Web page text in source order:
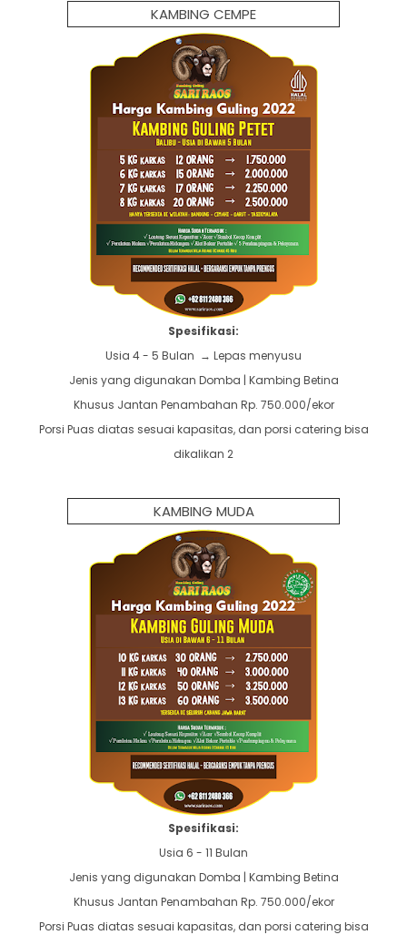
KAMBING CEMPE
Spesifikasi:
Usia 4 - 5 Bulan → Lepas menyusu
Jenis yang digunakan Domba | Kambing Betina
Khusus Jantan Penambahan Rp. 750.000/ekor
Porsi Puas diatas sesuai kapasitas, dan porsi catering bisa
dikalikan 2
KAMBING MUDA
Spesifikasi:
Usia 6 - 11 Bulan
Jenis yang digunakan Domba | Kambing Betina
Khusus Jantan Penambahan Rp. 750.000/ekor
Porsi Puas diatas sesuai kapasitas, dan porsi catering bisa